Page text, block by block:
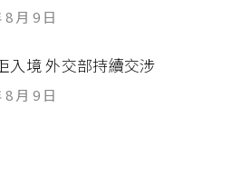
8 月 9 日
入境 外交部持續交涉
8 月 9 日